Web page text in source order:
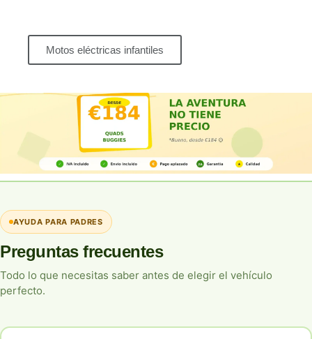
Motos eléctricas infantiles
AYUDA PARA PADRES
Preguntas frecuentes
Todo lo que necesitas saber antes de elegir el vehículo
perfecto.